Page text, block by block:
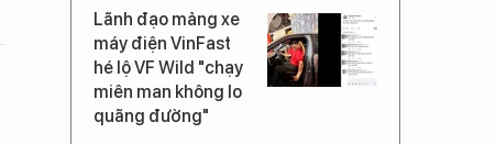
Lãnh đạo mảng xe
máy điện VinFast
hé lộ VF Wild "chạy
miên man không lo
quãng đường"